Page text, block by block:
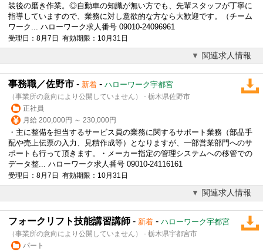
装後の磨き作業。◎自動車の知識が無い方でも、先輩スタッフが丁寧に
指導していますので、業務に対し意欲的な方なら大歓迎です。（チーム
ワーク... ハローワーク求人番号 09010-24096961
受理日：8月7日 有効期限：10月31日
関連求人情報
事務職／佐野市 - 新着 - ハローワーク宇都宮
（事業所の意向により公開していません） - 栃木県佐野市
正社員
月給 200,000円 ～ 230,000円
・主に整備を担当するサービス員の業務に関するサポート業務（部品手
配や売上伝票の入力、見積作成等）となりますが、一部営業部門へのサ
ポートも行って頂きます。・メーカー指定の管理システムへの移管での
データ整... ハローワーク求人番号 09010-24116161
受理日：8月7日 有効期限：10月31日
関連求人情報
フォークリフト技能講習講師 - 新着 - ハローワーク宇都宮
（事業所の意向により公開していません） - 栃木県宇都宮市
パート